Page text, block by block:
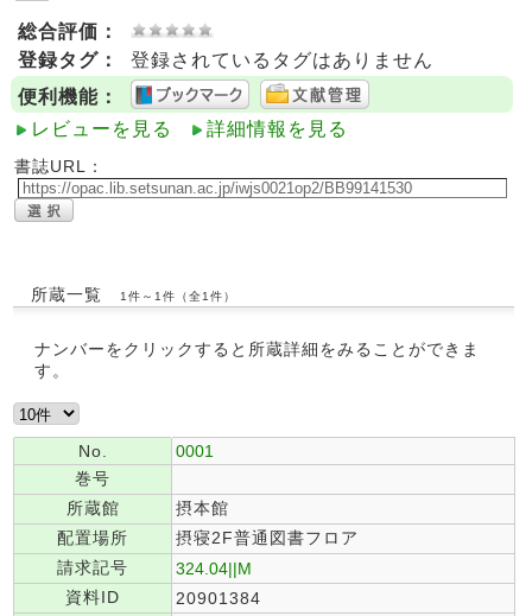
総合評価：
登録タグ：
登録されているタグはありません
便利機能：
レビューを見る
詳細情報を見る
書誌URL：
所蔵一覧 1件～1件（全1件）
ナンバーをクリックすると所蔵詳細をみることができま
す。
No.
0001
巻号
所蔵館
摂本館
配置場所
摂寝2F普通図書フロア
請求記号
324.04||M
資料ID
20901384